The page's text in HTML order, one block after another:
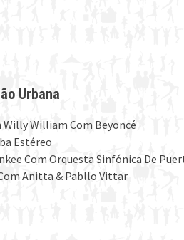
Urbana
Willy William Com Beyoncé
Estéreo
Com Orquesta Sinfónica De
Anitta & Pabllo Vittar